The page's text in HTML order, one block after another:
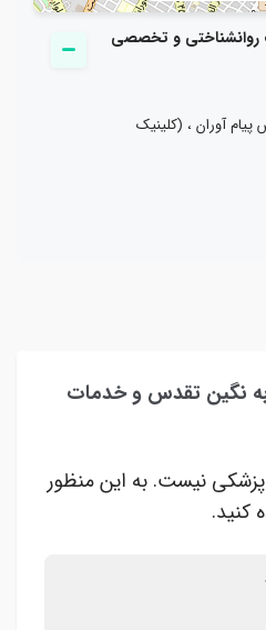
روانشناختی و تخصصی
آوران ، (کلینیک
به نگين تقدس و خدمات
نیست. به این منظور
کنید.